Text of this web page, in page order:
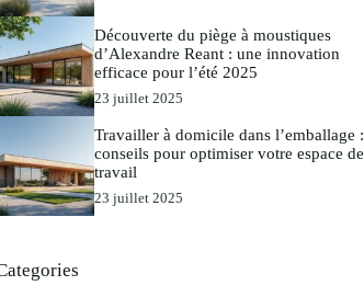
Découverte du piège à moustiques
d’Alexandre Reant : une innovation
efficace pour l’été 2025
23 juillet 2025
Travailler à domicile dans l’emballage :
conseils pour optimiser votre espace de
travail
23 juillet 2025